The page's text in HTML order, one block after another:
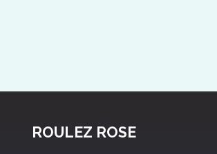
ROULEZ ROSE